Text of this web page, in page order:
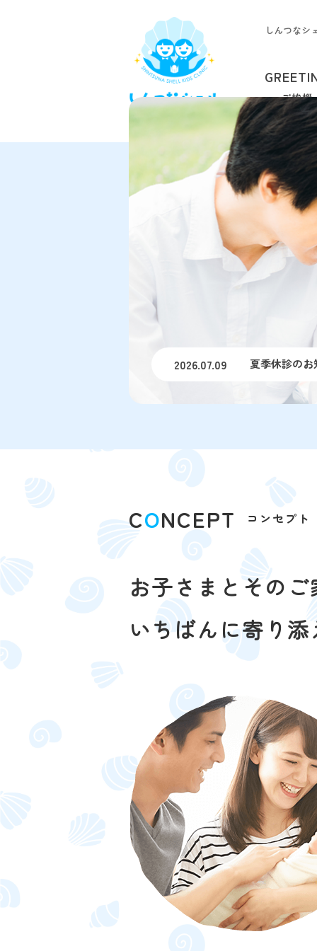
しんつなシ
ご挨拶
2026.07.09 夏季休診のお
CONCEPT コンセプト
お子さまとその
いちばんに寄り